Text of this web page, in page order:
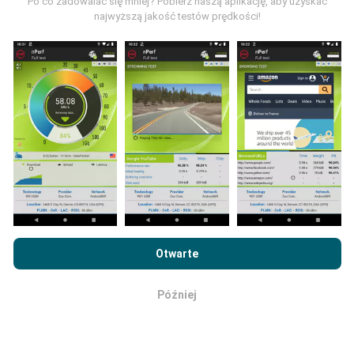
przez użytkowników aplikacji nPerf. Są to testy
bezpośrednio w terenie. Jeśli chcesz się
zaangażować, wystarczy pobrać aplikację nPerf na
smartfona.Im więcej danych, tym bardziej dokładne
będą mapy!
Jak przeprowadzane są
aktualizacje?
aktualizowane przez bota. Mapy prędkości są
najwyższą jakość testów prędkości!
Otwarte
Później
Politykę prywatności i plików cookie
licencyjną użytkownika końcowegotestu nPerf.
OK